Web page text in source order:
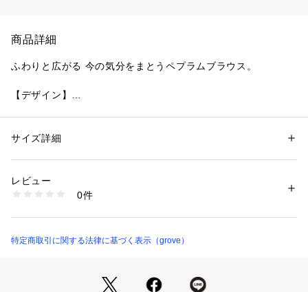
商品詳細
ふわりと広がる 今の気分をまとうペプラムブラウス。
【デザイン】
腰まわりを自然にカバーしつつ、軽やかな広がりで女性らしい
に。
袖ははしごレースを挟み込んだランタンスリーブデザインで、
さり気ないデザインポイントと首まわりの安定感で高見えも叶
性別：レディース
素材：ポリエステル100％
商品番号：
768-85012 （ショップ）
サイズ詳細
レビュー
0件
特定商取引に関する法律に基づく表示（grove）